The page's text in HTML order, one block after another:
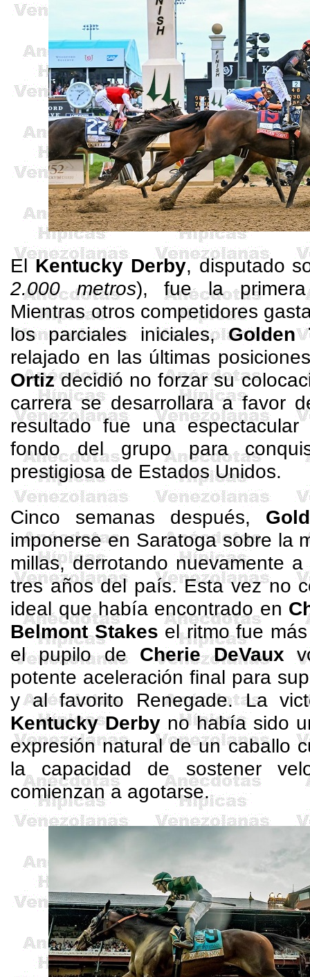
ElKentucky Derby, disputado
2.000 metros), fue la primera
Mientras otros competidores
los parciales iniciales,Golden
relajado en las últimas
Ortizdecidió no forzar su
carrera se desarrollara a favor
resultado fue una
fondo del grupo para
prestigiosa de Estados Unidos.
Cinco semanas después,
imponerse en Saratoga sobre la
millas, derrotando nuevamente
tres años del país. Esta vez no
ideal que había encontrado en
BelmontStakes el ritmo fue
el pupilo de Cherie DeVaux
potente aceleración final para
y al favorito Renegade. La
Kentucky Derby no había sido
expresión natural de un caballo
la capacidad de sostener
comienzan a agotarse.